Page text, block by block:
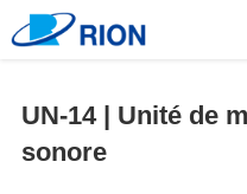
UN-14 | Unité de
sonore